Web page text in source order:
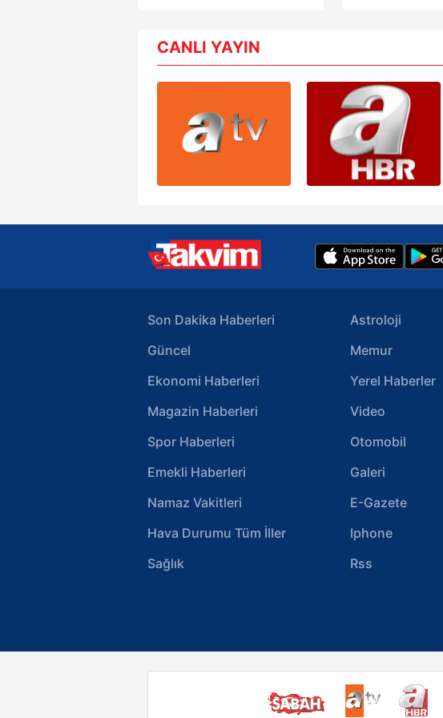
CANLI YAYIN
Son Dakika Haberleri
Güncel
Ekonomi Haberleri
Magazin Haberleri
Spor Haberleri
Emekli Haberleri
Namaz Vakitleri
Hava Durumu Tüm İller
Sağlık
Astroloji
Memur
Yerel Haberler
Video
Otomobil
Galeri
E-Gazete
Iphone
Rss